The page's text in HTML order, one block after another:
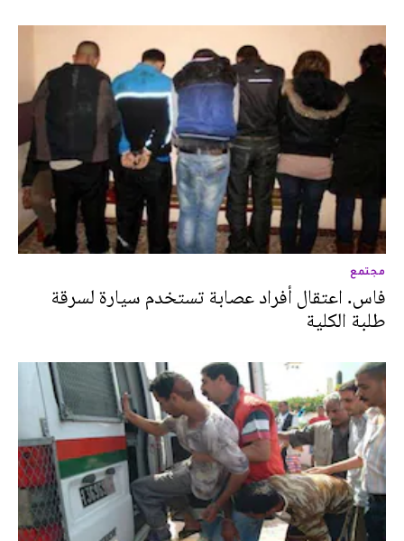
مجتمع
فاس. اعتقال أفراد عصابة تستخدم سيارة لسرقة
طلبة الكلية